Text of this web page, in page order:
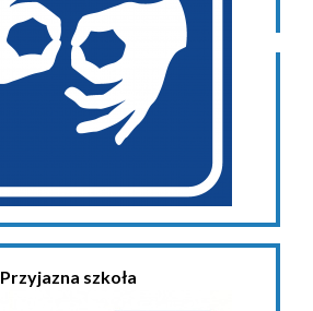
Przyjazna szkoła